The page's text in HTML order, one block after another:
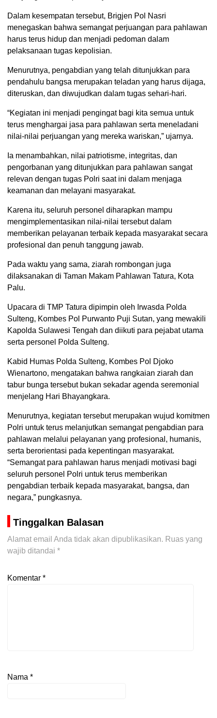
Dalam kesempatan tersebut, Brigjen Pol Nasri
menegaskan bahwa semangat perjuangan para pahlawan
harus terus hidup dan menjadi pedoman dalam
pelaksanaan tugas kepolisian.
Menurutnya, pengabdian yang telah ditunjukkan para
pendahulu bangsa merupakan teladan yang harus dijaga,
diteruskan, dan diwujudkan dalam tugas sehari-hari.
“Kegiatan ini menjadi pengingat bagi kita semua untuk
terus menghargai jasa para pahlawan serta meneladani
nilai-nilai perjuangan yang mereka wariskan,” ujarnya.
Ia menambahkan, nilai patriotisme, integritas, dan
pengorbanan yang ditunjukkan para pahlawan sangat
relevan dengan tugas Polri saat ini dalam menjaga
keamanan dan melayani masyarakat.
Karena itu, seluruh personel diharapkan mampu
mengimplementasikan nilai-nilai tersebut dalam
memberikan pelayanan terbaik kepada masyarakat secara
profesional dan penuh tanggung jawab.
Pada waktu yang sama, ziarah rombongan juga
dilaksanakan di Taman Makam Pahlawan Tatura, Kota
Palu.
Upacara di TMP Tatura dipimpin oleh Irwasda Polda
Sulteng, Kombes Pol Purwanto Puji Sutan, yang mewakili
Kapolda Sulawesi Tengah dan diikuti para pejabat utama
serta personel Polda Sulteng.
Kabid Humas Polda Sulteng, Kombes Pol Djoko
Wienartono, mengatakan bahwa rangkaian ziarah dan
tabur bunga tersebut bukan sekadar agenda seremonial
menjelang Hari Bhayangkara.
Menurutnya, kegiatan tersebut merupakan wujud komitmen
Polri untuk terus melanjutkan semangat pengabdian para
pahlawan melalui pelayanan yang profesional, humanis,
serta berorientasi pada kepentingan masyarakat.
“Semangat para pahlawan harus menjadi motivasi bagi
seluruh personel Polri untuk terus memberikan
pengabdian terbaik kepada masyarakat, bangsa, dan
negara,” pungkasnya.
Tinggalkan Balasan
Alamat email Anda tidak akan dipublikasikan. Ruas yang
wajib ditandai *
Komentar *
Nama *